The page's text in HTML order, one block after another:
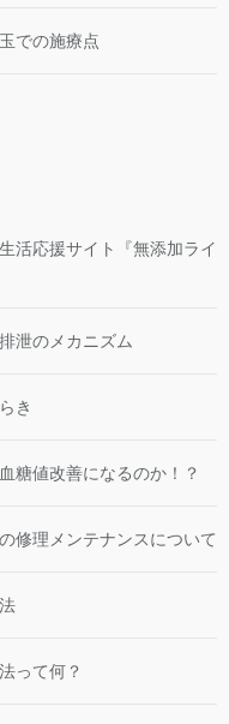
での施療点
活応援サイト『無添加ライ
泄のメカニズム
き
糖値改善になるのか！？
修理メンテナンスについて
って何？